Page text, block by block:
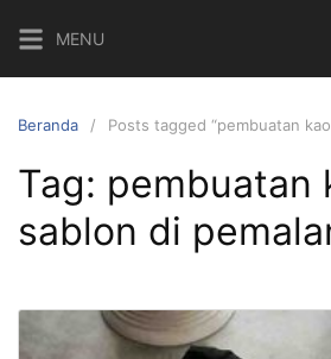
ke
konten
MENU
Beranda Posts tagged “pembuatan
Tag: pembuatan
sablon di